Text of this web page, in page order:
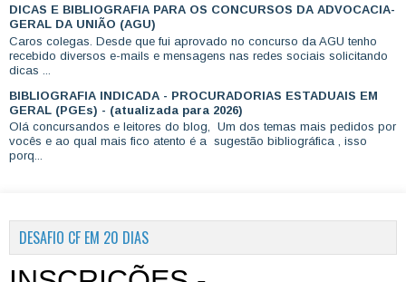
DICAS E BIBLIOGRAFIA PARA OS CONCURSOS DA ADVOCACIA-
GERAL DA UNIÃO (AGU)
Caros colegas. Desde que fui aprovado no concurso da AGU tenho
recebido diversos e-mails e mensagens nas redes sociais solicitando
dicas ...
BIBLIOGRAFIA INDICADA - PROCURADORIAS ESTADUAIS EM
GERAL (PGEs) - (atualizada para 2026)
Olá concursandos e leitores do blog, Um dos temas mais pedidos por
vocês e ao qual mais fico atento é a sugestão bibliográfica , isso
porq...
DESAFIO CF EM 20 DIAS